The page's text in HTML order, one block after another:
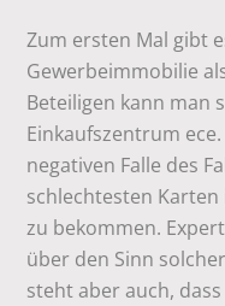
Zum ersten Mal gibt
Gewerbeimmobilie
Beteiligen kann man
Einkaufszentrum
negativen Falle des
schlechtesten
zu bekommen.
über den Sinn
steht aber auch,